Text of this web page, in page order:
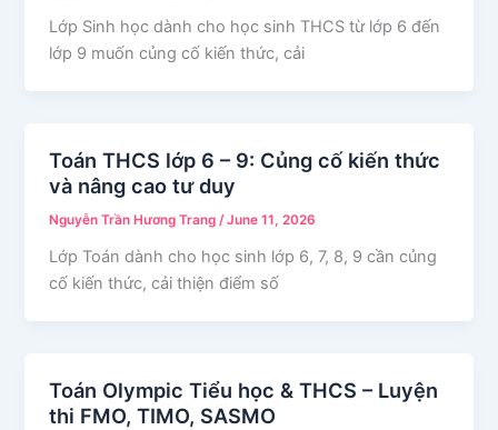
Lớp Sinh học dành cho học sinh THCS từ lớp 6 đến
lớp 9 muốn củng cố kiến thức, cải
Toán THCS lớp 6 – 9: Củng cố kiến thức
và nâng cao tư duy
Nguyễn Trần Hương Trang/June 11, 2026
Lớp Toán dành cho học sinh lớp 6, 7, 8, 9 cần củng
cố kiến thức, cải thiện điểm số
Toán Olympic Tiểu học & THCS – Luyện
thi FMO, TIMO, SASMO